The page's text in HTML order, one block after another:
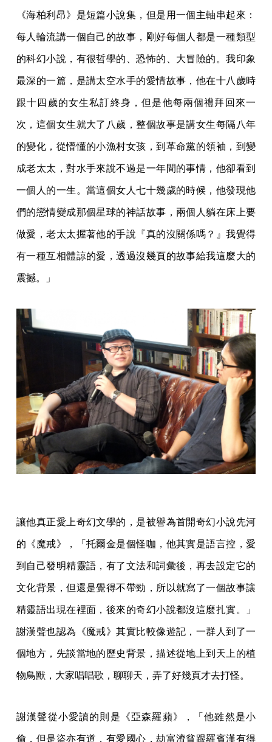
《海柏利昂》是短篇小說集，但是用一個主軸串起來：
每人輪流講一個自己的故事，剛好每個人都是一種類型
的科幻小說，有很哲學的、恐怖的、大冒險的。我印象
最深的一篇，是講太空水手的愛情故事，他在十八歲時
跟十四歲的女生私訂終身，但是他每兩個禮拜回來一
次，這個女生就大了八歲，整個故事是講女生每隔八年
的變化，從懵懂的小漁村女孩，到革命黨的領袖，到變
成老太太，對水手來說不過是一年間的事情，他卻看到
一個人的一生。當這個女人七十幾歲的時候，他發現他
們的戀情變成那個星球的神話故事，兩個人躺在床上要
做愛，老太太握著他的手說『真的沒關係嗎？』我覺得
有一種互相體諒的愛，透過沒幾頁的故事給我這麼大的
震撼。」
讓他真正愛上奇幻文學的，是被譽為首開奇幻小說先河
的《魔戒》，「托爾金是個怪咖，他其實是語言控，愛
到自己發明精靈語，有了文法和詞彙後，再去設定它的
文化背景，但還是覺得不帶勁，所以就寫了一個故事讓
精靈語出現在裡面，後來的奇幻小說都沒這麼扎實。」
謝漢聲也認為《魔戒》其實比較像遊記，一群人到了一
個地方，先談當地的歷史背景，描述從地上到天上的植
物鳥獸，大家唱唱歌，聊聊天，弄了好幾頁才去打怪。
謝漢聲從小愛讀的則是《亞森羅蘋》，「他雖然是小
偷，但是盜亦有道，有愛國心，劫富濟貧跟羅賓漢有得